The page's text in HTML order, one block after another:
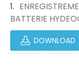
BATTERIE
DOWNLOAD